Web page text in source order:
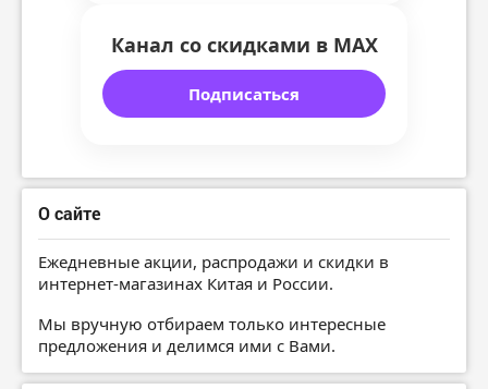
Канал со скидками в MAX
Подписаться
О сайте
Ежедневные акции, распродажи и скидки в
интернет-магазинах Китая и России.
Мы вручную отбираем только интересные
предложения и делимся ими с Вами.